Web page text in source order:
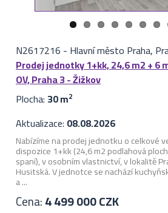
N2617216 - Hlavní město Praha,
Prodej jednotky 1+kk, 24,6 m2 + 6
OV, Praha 3 - Žižkov
Plocha: 30 m2
Aktualizace: 08.08.2026
Nabízíme na prodej jednotku o celkové
dispozice 1+kk (24,6 m2 podlahová
spaní), v osobním vlastnictví, v lokalitě
Husitská. V jednotce se nachází
a ...
Cena:4 499 000 CZK